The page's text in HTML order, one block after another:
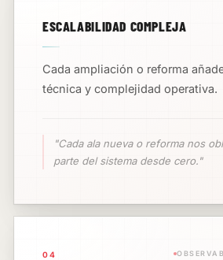
ESCALABILIDAD COMPLEJA
Cada ampliación o reforma
técnica y complejidad operativa.
"Cada ala nueva o reforma nos
parte del sistema desde cero."
04